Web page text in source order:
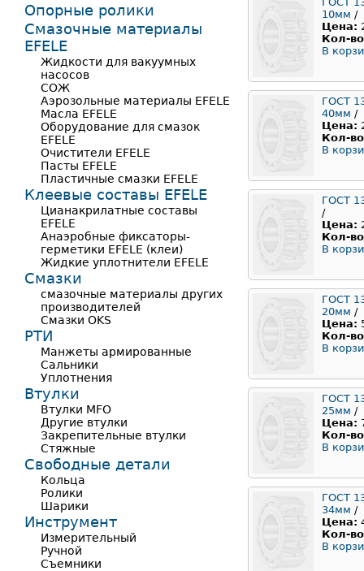
10мм /
Цена:
Кол-
В
ГОСТ
40мм /
Цена:
Кол-
В
ГОСТ
/
Цена:
Кол-
В
ГОСТ
20мм /
Цена:
Кол-
В
ГОСТ
25мм /
Цена:
Кол-
В
ГОСТ
34мм /
Цена:
Кол-
В
Опорные ролики
Смазочные материалы
EFELE
Жидкости для вакуумных
насосов
СОЖ
Аэрозольные материалы EFELE
Масла EFELE
Оборудование для смазок
EFELE
Очистители EFELE
Пасты EFELE
Пластичные смазки EFELE
Клеевые составы EFELE
Цианакрилатные составы
EFELE
Анаэробные фиксаторы-
герметики EFELE (клеи)
Жидкие уплотнители EFELE
Смазки
смазочные материалы других
производителей
Смазки OKS
РТИ
Манжеты армированные
Сальники
Уплотнения
Втулки
Втулки MFO
Другие втулки
Закрепительные втулки
Стяжные
Свободные детали
Кольца
Ролики
Шарики
Инструмент
Измерительный
Ручной
Съемники